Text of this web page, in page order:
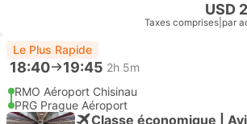
USD
Taxes comprises par
Le Plus Rapide
18:40 19:45 2h 5m
RMO Aéroport Chisinau
PRG Prague Aéroport
Classe économique |